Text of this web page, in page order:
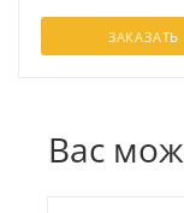
ЗАКАЗАТЬ
Вас